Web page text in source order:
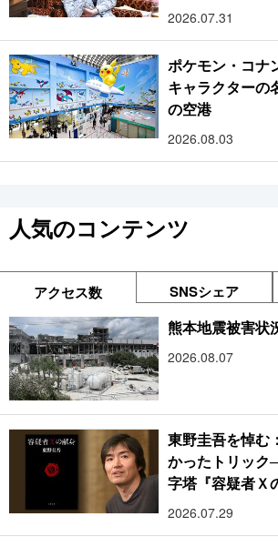
2026.07.31
ポケモン・コナ
キャラクターの
の空港
2026.08.03
人気のコンテンツ
アクセス数 SNSシェア
熊本地震被害状
2026.08.07
東野圭吾を悼む
かったトリック
字塔『容疑者Ｘ
2026.07.29